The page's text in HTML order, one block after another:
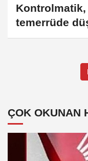
temerrüde
ÇOK OKUNAN